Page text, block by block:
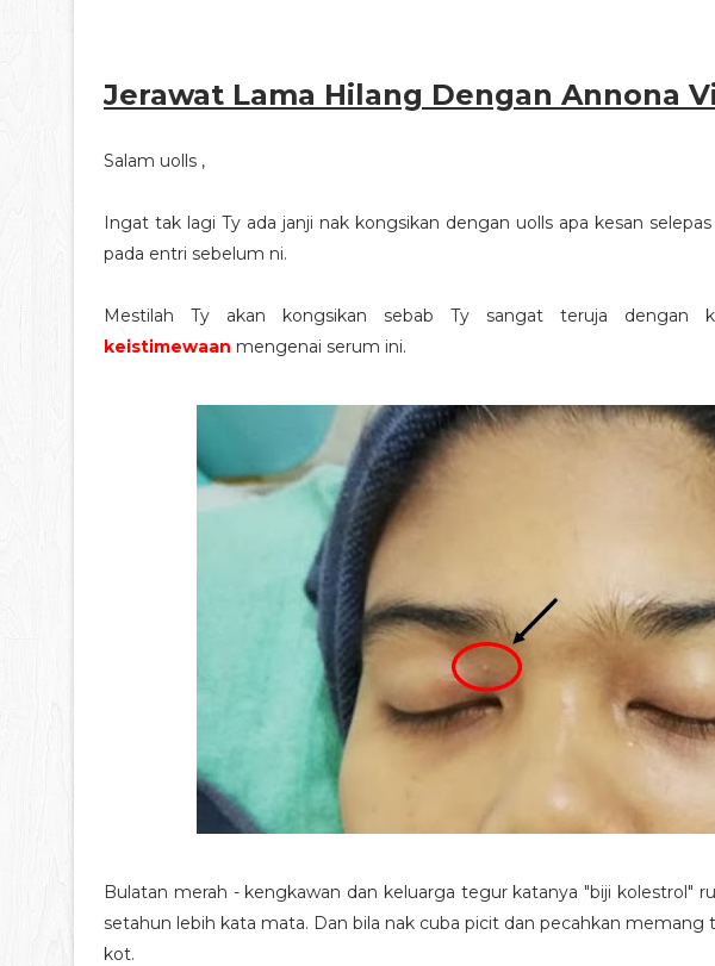
Jerawat Lama Hilang Dengan Annona
Salam uolls ,
Ingat tak lagi Ty ada janji nak kongsikan dengan uolls apa kesan
pada entri sebelum ni.
Mestilah Ty akan kongsikan sebab Ty sangat teruja dengan
keistimewaan mengenai serum ini.
Bulatan merah - kengkawan dan keluarga tegur katanya "biji kolestrol"
setahun lebih kata mata. Dan bila nak cuba picit dan pecahkan memang
kot.